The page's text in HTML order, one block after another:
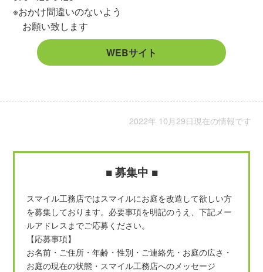
※おかけ間違いのないよう
お願い致します
WEBサイト
2022年 10月29日現在の情報です
■ 募集中 ■
スマイル工務店ではスマイルにお庭を改造して欲しい方
を募集しております。必要事項を明記のうえ、下記メー
ルアドレスまでご応募ください。
【応募事項】
お名前・ご住所・年齢・性別・ご連絡先・お庭の広さ・
お庭の現在の状態・スマイル工務店へのメッセージ